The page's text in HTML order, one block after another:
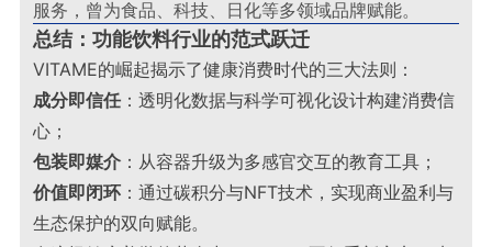
服务，曾为食品、科技、日化等多领域品牌赋能。
总结：功能饮料行业的范式跃迁
VITAME的崛起揭示了健康消费时代的三大法则：
成分即信任 ：透明化数据与科学可视化设计构建消费信
心；
包装即媒介 ：从容器升级为多感官交互的教育工具；
价值即闭环 ：通过碳积分与NFT技术，实现商业盈利与
生态保护的双向赋能。